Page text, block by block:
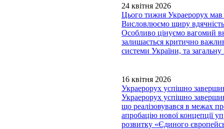
24 квітня 2026
Цього тижня Украерорух мав
Висловлюємо щиру вдячність
Особливо цінуємо вагомий
залишається критично
системи України, та загальну
16 квітня 2026
Украерорух успішно
Украерорух успішно
що реалізовувався в межах
апробацію нової концепції
розвитку «Єдиного